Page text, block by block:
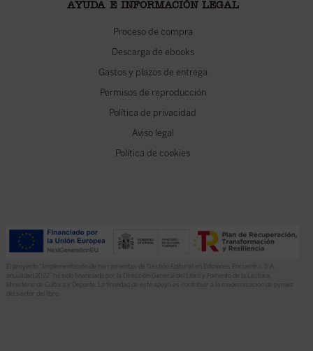
AYUDA E INFORMACIÓN LEGAL
Proceso de compra
Descarga de ebooks
Gastos y plazos de entrega
Permisos de reproducción
Política de privacidad
Aviso legal
Política de cookies
El proyecto “Implementación de herramientas de Gestión Editorial en Ediciones Encuentro, S.A.
anualidad 2022” ha sido financiado por la Dirección General del Libro y Fomento de la Lectura,
Ministerio de Cultura y Deporte. La finalidad de este apoyo es contribuir a la modernización de pymes
del sector del libro.